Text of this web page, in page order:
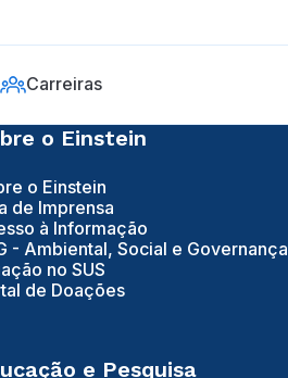
Carreiras
o Einstein
o Einstein
de Imprensa
à Informação
- Ambiental, Social e Governança
no SUS
de Doações
e Pesquisa